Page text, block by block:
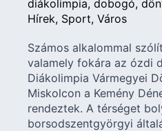
diákolimpia dobogó
Hírek Sport Város
Számos alkalommal
valamely fokára az ózdi
Diákolimpia Vármegyei
Miskolcon a Kemény
rendeztek. A térséget
borsodszentgyörgyi